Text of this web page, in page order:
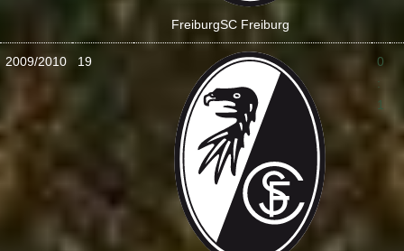
FreiburgSC Freiburg
2009/2010 19
0
: